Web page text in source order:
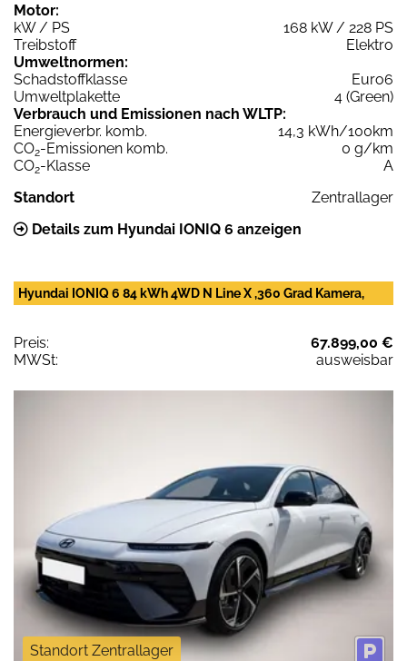
Motor:
kW / PS
168 kW / 228 PS
Treibstoff
Elektro
Umweltnormen:
Schadstoffklasse
Euro6
Umweltplakette
4 (Green)
Verbrauch und Emissionen nach WLTP:
Energieverbr. komb.
14,3 kWh/100km
CO2-Emissionen komb.
0 g/km
CO2-Klasse
A
Standort
Zentrallager
Details zum Hyundai IONIQ 6 anzeigen
Hyundai IONIQ 6 84 kWh 4WD N Line X ,360 Grad Kamera,
Preis:
67.899,00 €
MWSt:
ausweisbar
Standort Zentrallager